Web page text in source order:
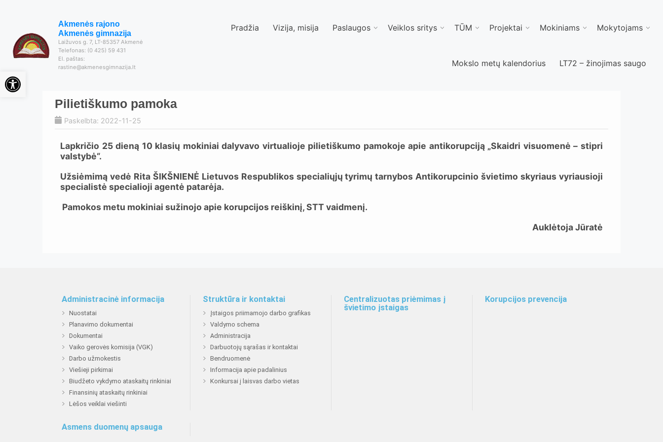
Akmenės rajono
Akmenės gimnazija
Laižuvos g. 7, LT-85357 Akmenė
Telefonas: (0 425) 59 431
El. paštas:
rastine@akmenesgimnazija.lt
Pradžia Vizija, misija Paslaugos Veiklos sritys TŪM Projektai Mokiniams Mokytojams
Mokslo metų kalendorius LT72 – žinojimas saugo
Pilietiškumo pamoka
Paskelbta: 2022-11-25
Lapkričio 25 dieną 10 klasių mokiniai dalyvavo virtualioje pilietiškumo pamokoje apie antikorupciją „Skaidri visuomenė – stipri
valstybė“.
Užsiėmimą vedė Rita ŠIKŠNIENĖ Lietuvos Respublikos specialiųjų tyrimų tarnybos Antikorupcinio švietimo skyriaus vyriausioji
specialistė specialioji agentė patarėja.
Pamokos metu mokiniai sužinojo apie korupcijos reiškinį, STT vaidmenį.
Auklėtoja Jūratė
Administracinė informacija
Nuostatai
Planavimo dokumentai
Dokumentai
Vaiko gerovės komisija (VGK)
Darbo užmokestis
Viešieji pirkimai
Biudžeto vykdymo ataskaitų rinkiniai
Finansinių ataskaitų rinkiniai
Lėšos veiklai viešinti
Struktūra ir kontaktai
Įstaigos priimamojo darbo grafikas
Valdymo schema
Administracija
Darbuotojų sąrašas ir kontaktai
Bendruomenė
Informacija apie padalinius
Konkursai į laisvas darbo vietas
Centralizuotas priėmimas į
švietimo įstaigas
Korupcijos prevencija
Asmens duomenų apsauga
Open toolbar